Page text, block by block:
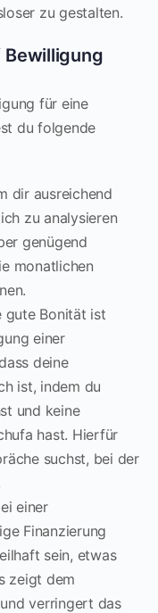
zu gestalten.
Bewilligung
für eine
du folgende
dir ausreichend
zu analysieren
genügend
monatlichen
gute Bonität ist
einer
deine
ist, indem du
und keine
hast. Hierfür
suchst, bei der
einer
Finanzierung
sein, etwas
zeigt dem
verringert das